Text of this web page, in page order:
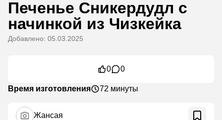
Печенье Сникердудл с
начинкой из Чизкейка
Добавлено: 05.03.2025
0 0
Время изготовления 72 минуты
Жансая